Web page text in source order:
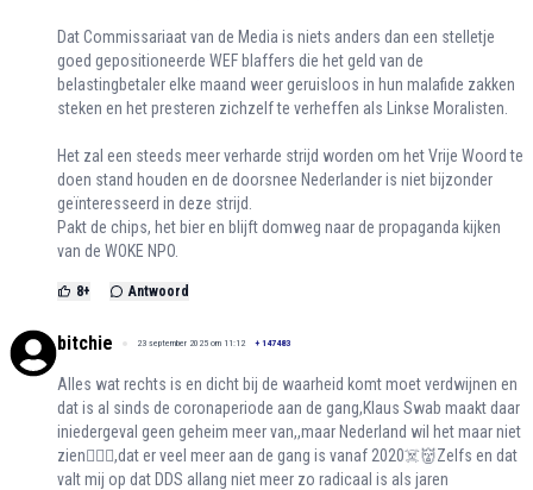
Dat Commissariaat van de Media is niets anders dan een stelletje
goed gepositioneerde WEF blaffers die het geld van de
belastingbetaler elke maand weer geruisloos in hun malafide zakken
steken en het presteren zichzelf te verheffen als Linkse Moralisten.
Het zal een steeds meer verharde strijd worden om het Vrije Woord te
doen stand houden en de doorsnee Nederlander is niet bijzonder
geïnteresseerd in deze strijd.
Pakt de chips, het bier en blijft domweg naar de propaganda kijken
van de WOKE NPO.
8+ Antwoord
bitchie 23 september 2025 om 11:12 + 147483
Alles wat rechts is en dicht bij de waarheid komt moet verdwijnen en
dat is al sinds de coronaperiode aan de gang,Klaus Swab maakt daar
iniedergeval geen geheim meer van,,maar Nederland wil het maar niet
zien🤷🏻‍♀️,dat er veel meer aan de gang is vanaf 2020☠️👹Zelfs en dat
valt mij op dat DDS allang niet meer zo radicaal is als jaren